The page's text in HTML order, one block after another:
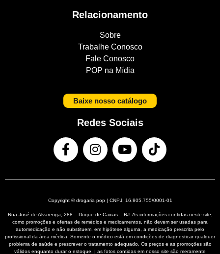
Relacionamento
Sobre
Trabalhe Conosco
Fale Conosco
POP na Mídia
Baixe nosso catálogo
Redes Sociais
Copyright © drogaria pop | CNPJ: 16.805.755/0001-01
Rua José de Alvarenga, 288 – Duque de Caxias – RJ. As informações contidas neste site,
como promoções e ofertas de remédios e medicamentos, não devem ser usadas para
automedicação e não substituem, em hipótese alguma, a medicação prescrita pelo
profissional da área médica. Somente o médico está em condições de diagnosticar qualquer
problema de saúde e prescrever o tratamento adequado. Os preços e as promoções são
válidos enquanto durar o estoque. | as fotos contidas em nosso site são meramente